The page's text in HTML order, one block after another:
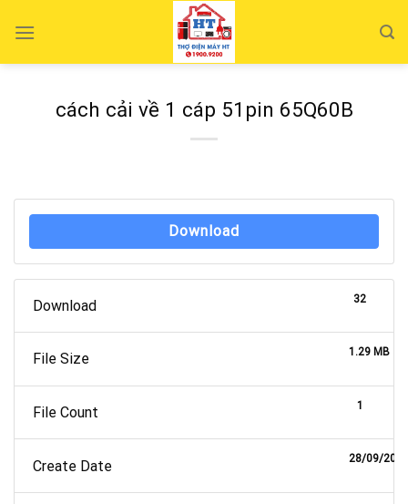
cách cải về 1 cáp 51pin 65Q60B
Download
Download 32
File Size 1.29 MB
File Count 1
Create Date 28/09/